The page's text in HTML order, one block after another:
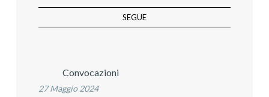
SEGUE
Convocazioni
27 Maggio 2024